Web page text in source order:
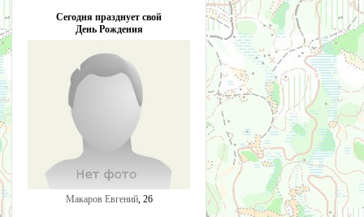
Сегодня празднует свой
День Рождения
Макаров Евгений, 26